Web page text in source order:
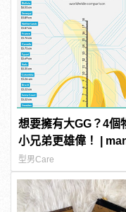
想要擁有大GG？4個
小兄弟更雄偉！ |
型男Care